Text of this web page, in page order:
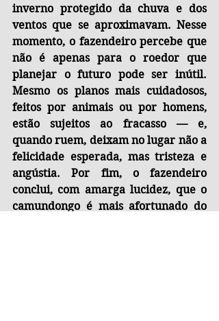
inverno protegido da chuva e dos
ventos que se aproximavam. Nesse
momento, o fazendeiro percebe que
não é apenas para o roedor que
planejar o futuro pode ser inútil.
Mesmo os planos mais cuidadosos,
feitos por animais ou por homens,
estão sujeitos ao fracasso — e,
quando ruem, deixam no lugar não a
felicidade esperada, mas tristeza e
angústia. Por fim, o fazendeiro
conclui, com amarga lucidez, que o
camundongo é mais afortunado do